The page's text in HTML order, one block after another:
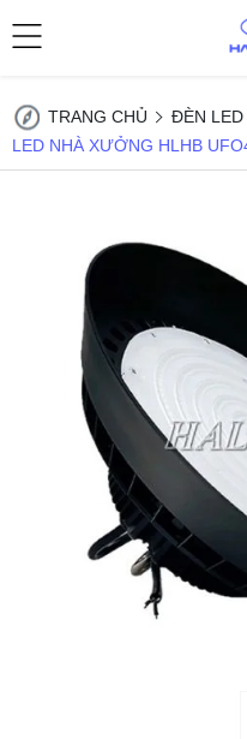
TRANG CHỦ ĐÈN LED
LED NHÀ XƯỞNG HLHB